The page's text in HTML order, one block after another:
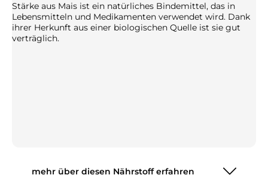
Stärke aus Mais ist ein natürliches Bindemittel, das in
Lebensmitteln und Medikamenten verwendet wird. Dank
ihrer Herkunft aus einer biologischen Quelle ist sie gut
verträglich.
mehr über diesen Nährstoff erfahren